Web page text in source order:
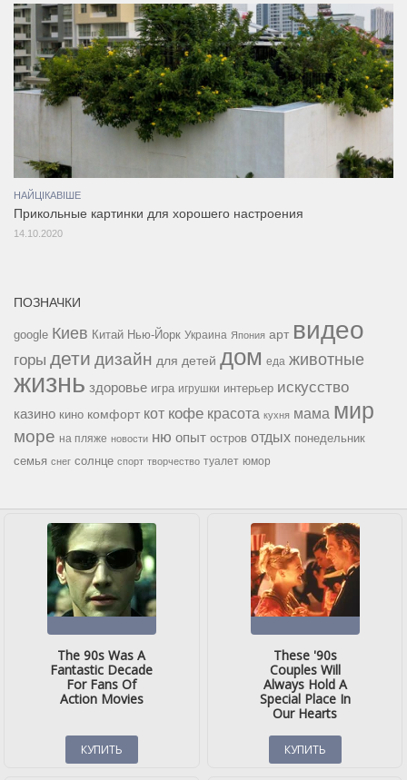
НАЙЦІКАВІШЕ
Прикольные картинки для хорошего настроения
14.10.2020
ПОЗНАЧКИ
google Киев Китай Нью-Йорк Украина Япония арт видео
горы дети дизайн для детей дом еда животные
жизнь здоровье игра игрушки интерьер искусство
казино кино комфорт кот кофе красота кухня мама мир
море на пляже новости ню опыт остров отдых понедельник
семья снег солнце спорт творчество туалет юмор